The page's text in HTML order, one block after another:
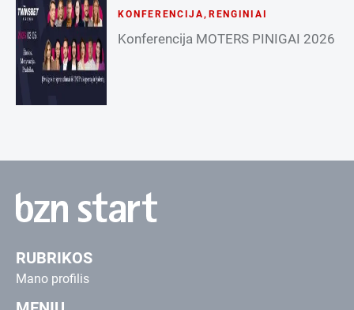
KONFERENCIJA, RENGINIAI
Konferencija MOTERS PINIGAI 2026
RUBRIKOS
Mano profilis